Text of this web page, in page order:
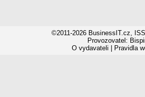
©2011-2026 BusinessIT.cz,
Provozovatel:
O vydavateli
Pravidla